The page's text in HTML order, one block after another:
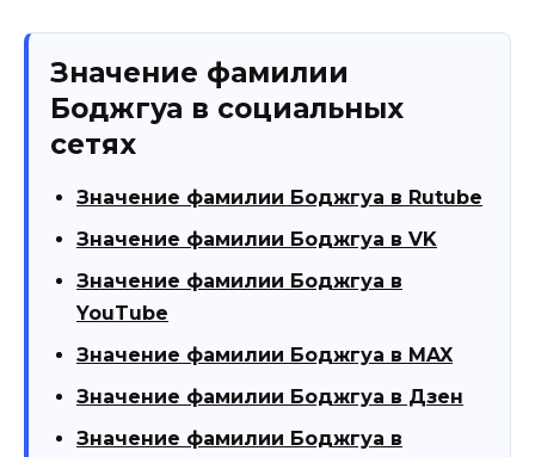
Значение фамилии
Боджгуа в социальных
сетях
Значение фамилии Боджгуа в Rutube
Значение фамилии Боджгуа в VK
Значение фамилии Боджгуа в
YouTube
Значение фамилии Боджгуа в MAX
Значение фамилии Боджгуа в Дзен
Значение фамилии Боджгуа в